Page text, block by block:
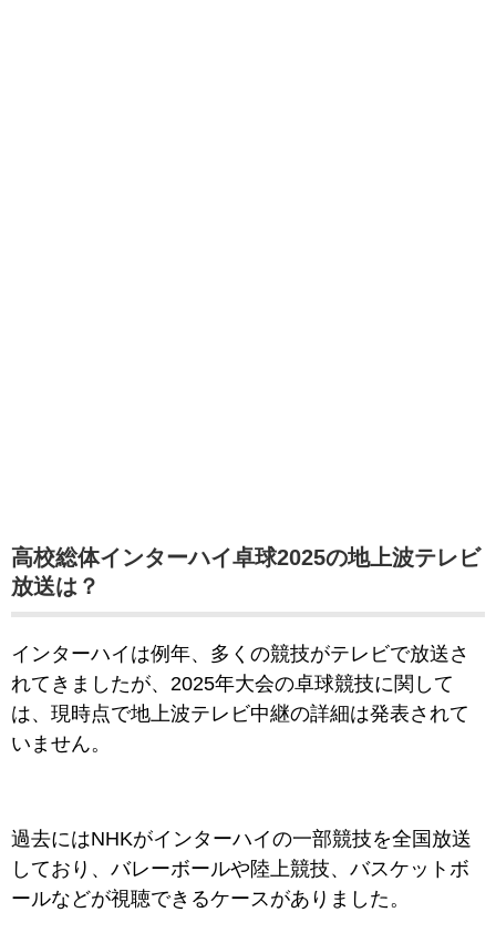
高校総体インターハイ卓球2025の地上波テレビ
放送は？
インターハイは例年、多くの競技がテレビで放送さ
れてきましたが、2025年大会の卓球競技に関して
は、現時点で地上波テレビ中継の詳細は発表されて
いません。
過去にはNHKがインターハイの一部競技を全国放送
しており、バレーボールや陸上競技、バスケットボ
ールなどが視聴できるケースがありました。